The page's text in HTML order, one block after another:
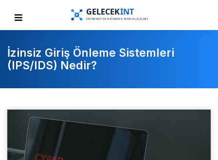
İzinsiz Giriş Önleme Sistemleri
(IPS/IDS) Nedir?